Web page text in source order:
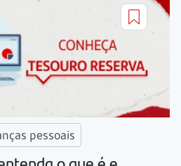
pessoais